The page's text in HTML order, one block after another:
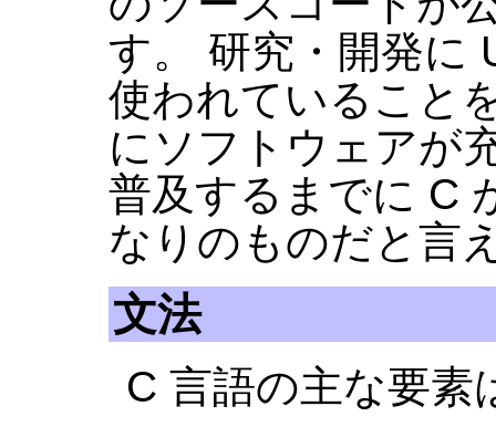
す。 研究・開発に
使われていること
にソフトウェアが
普及するまでに C
なりのものだと言
文法
C 言語の主な要素